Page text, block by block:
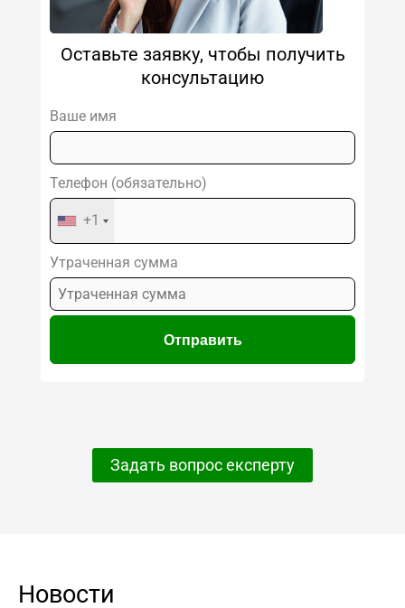
Оставьте заявку, чтобы получить
консультацию
Ваше имя
Телефон (обязательно)
+1
Утраченная сумма
Задать вопрос експерту
Новости